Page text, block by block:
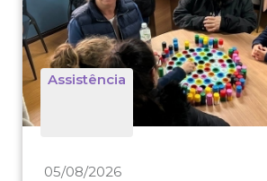
Assistência
05/08/2026